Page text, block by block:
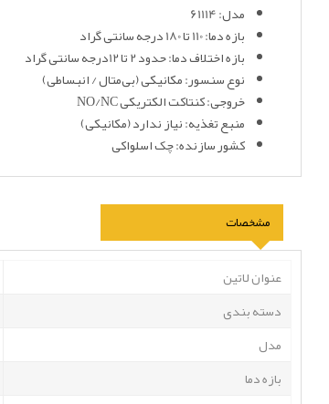
مدل: 61114
بازه دما: 110 تا 180 درجه سانتی گراد
بازه اختلاف دما: حدود 2 تا 12درجه سانتی گراد
نوع سنسور: مکانیکی (بی‌متال / انبساطی)
خروجی: کنتاکت الکتریکی NO/NC
منبع تغذیه: نیاز ندارد (مکانیکی)
کشور سازنده: چک اسلواکی
مشخصات
عنوان لاتین
دسته بندی
مدل
بازه دما